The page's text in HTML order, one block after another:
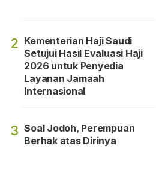
2 Kementerian Haji Saudi
Setujui Hasil Evaluasi Haji
2026 untuk Penyedia
Layanan Jamaah
Internasional
3 Soal Jodoh, Perempuan
Berhak atas Dirinya